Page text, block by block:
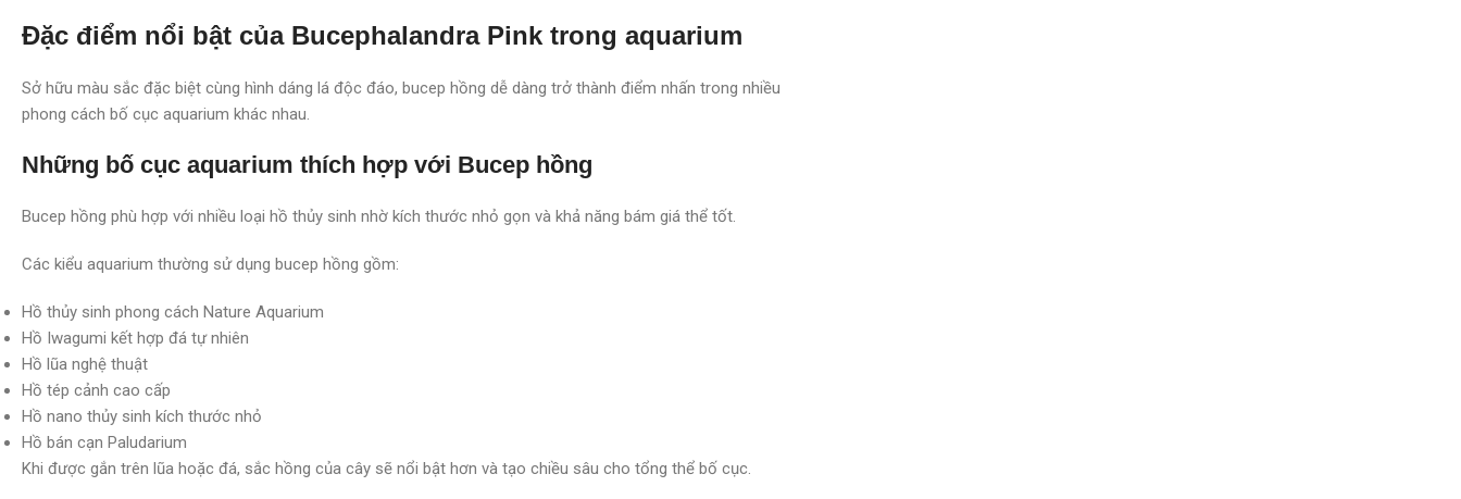
Đặc điểm nổi bật của Bucephalandra Pink trong aquarium
Sở hữu màu sắc đặc biệt cùng hình dáng lá độc đáo, bucep hồng dễ dàng trở thành điểm nhấn trong nhiều
phong cách bố cục aquarium khác nhau.
Những bố cục aquarium thích hợp với Bucep hồng
Bucep hồng phù hợp với nhiều loại hồ thủy sinh nhờ kích thước nhỏ gọn và khả năng bám giá thể tốt.
Các kiểu aquarium thường sử dụng bucep hồng gồm:
Hồ thủy sinh phong cách Nature Aquarium
Hồ Iwagumi kết hợp đá tự nhiên
Hồ lũa nghệ thuật
Hồ tép cảnh cao cấp
Hồ nano thủy sinh kích thước nhỏ
Hồ bán cạn Paludarium
Khi được gắn trên lũa hoặc đá, sắc hồng của cây sẽ nổi bật hơn và tạo chiều sâu cho tổng thể bố cục.